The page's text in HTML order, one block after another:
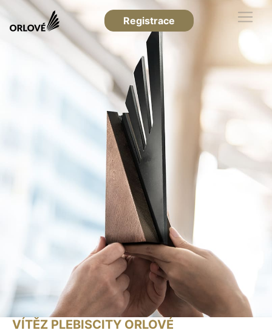
Registrace
VÍTĚZ PLEBISCITY ORLOVÉ